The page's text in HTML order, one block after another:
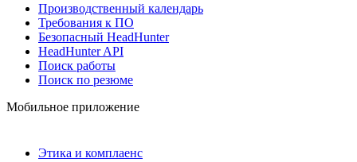
Производственный календарь
Требования к ПО
Безопасный HeadHunter
HeadHunter API
Поиск работы
Поиск по резюме
Мобильное приложение
Этика и комплаенс